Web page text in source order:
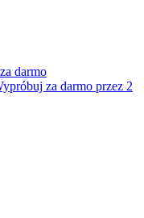
darmo
za darmo przez 2